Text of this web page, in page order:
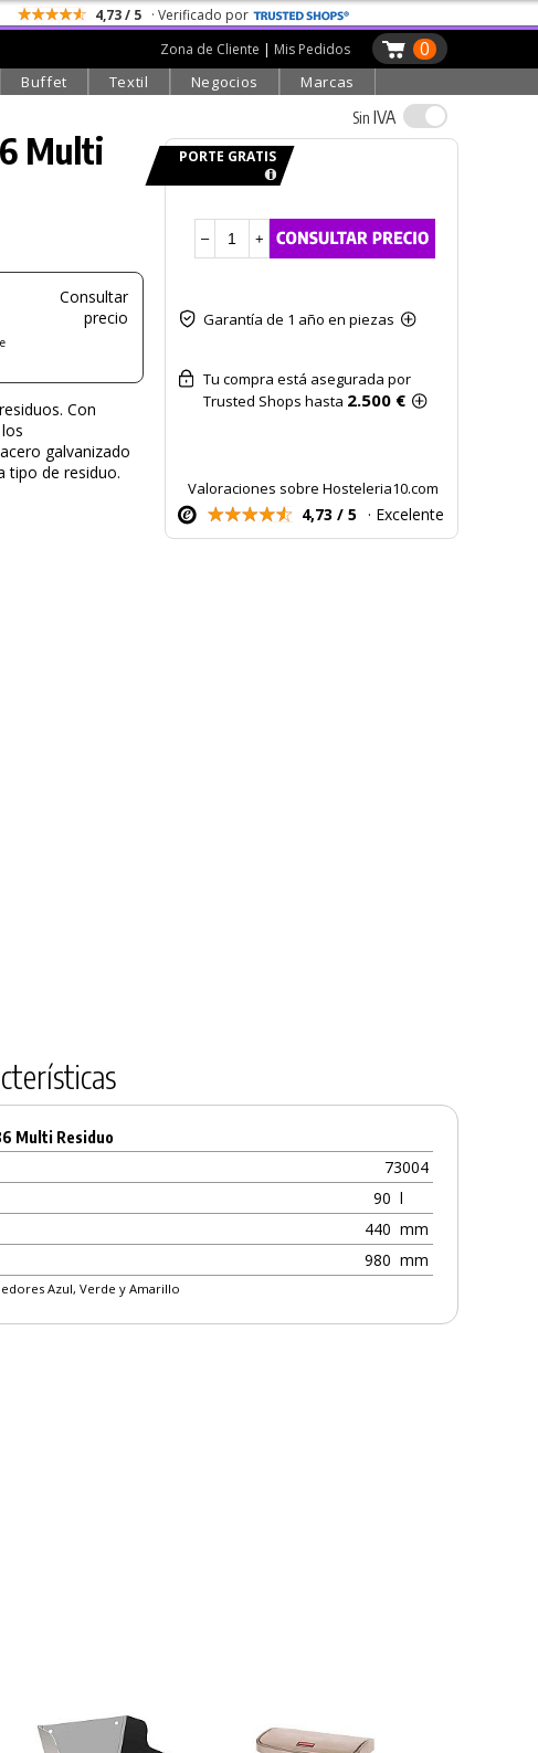
4,73 / 5 · Verificado por
0
Zona de Cliente | Mis Pedidos
Buffet Textil Negocios Marcas
Multi
Consultar
precio
Con
galvanizado
tipo de residuo.
Sin IVA
PORTE GRATIS
– +
Garantía de 1 año en piezas
Tu compra está asegurada por
Trusted Shops hasta 2.500 €
Valoraciones sobre Hosteleria10.com
4,73 / 5 · Excelente
Multi Residuo
73004
90 l
440 mm
980 mm
Azul, Verde y Amarillo